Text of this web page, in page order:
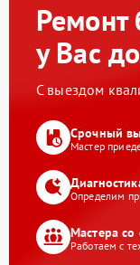
Ремонт
у Вас
С выездом
Срочный
Мастер
Определим
Мастера со
Работаем с